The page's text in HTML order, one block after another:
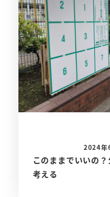
このままでいいの
考える
2024年